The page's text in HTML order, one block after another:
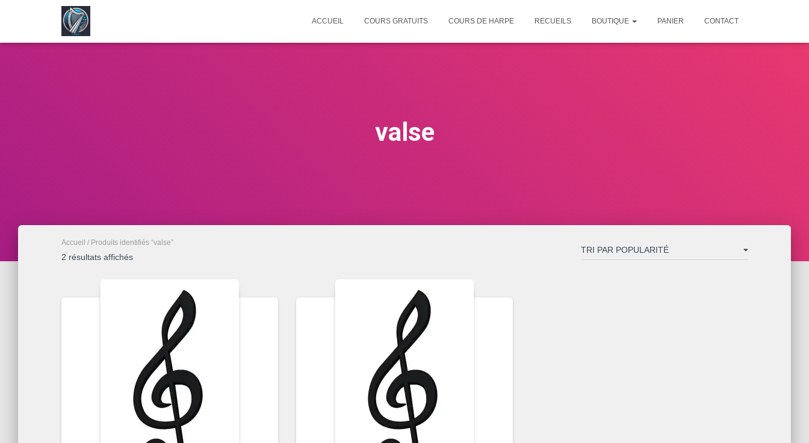
ACCUEIL COURS GRATUITS COURS DE HARPE RECUEILS BOUTIQUE PANIER CONTACT
valse
Accueil / Produits identifiés “valse”
2 résultats affichésTrié